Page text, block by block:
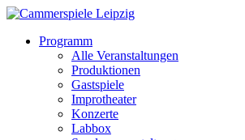
Programm
Alle Veranstaltungen
Produktionen
Gastspiele
Improtheater
Konzerte
Labbox